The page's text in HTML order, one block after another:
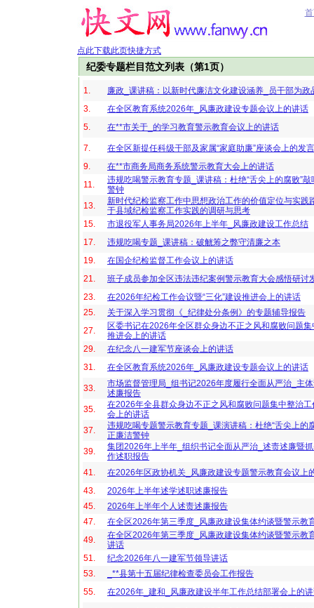
点此下载此页快捷方式
纪委专题栏目范文列表（第1页）
1.
廉政_课讲稿：以新时代廉洁文化建设涵养_员干部为政
3.
在全区教育系统2026年_风廉政建设专题会议上的讲话
5.
在**市关于_的学习教育警示教育会议上的讲话
7.
在全区新提任科级干部及家属“家庭助廉”座谈会上的发言
9.
在**市商务局商务系统警示教育大会上的讲话
11.
违规吃喝警示教育专题_课讲稿：杜绝“舌尖上的腐败”
警钟
13.
新时代纪检监察工作中思想政治工作的价值定位与实
于县域纪检监察工作实践的调研与思考
15.
市退役军人事务局2026年上半年_风廉政建设工作总结
17.
违规吃喝专题_课讲稿：破觥筹之弊守清廉之本
19.
在国企纪检监督工作会议上的讲话
21.
班子成员参加全区违法违纪案例警示教育大会感悟研讨
23.
在2026年纪检工作会议暨“三化”建设推进会上的讲话
25.
关于深入学习贯彻《_纪律处分条例》的专题辅导报告
27.
区委书记在2026年全区群众身边不正之风和腐败问题
推进会上的讲话
29.
在纪念八一建军节座谈会上的讲话
31.
在全区教育系统2026年_风廉政建设专题会议上的讲话
33.
市场监督管理局_组书记2026年度履行全面从严治_主
述廉报告
35.
在2026年全县群众身边不正之风和腐败问题集中整治
会上的讲话
37.
违规吃喝专题警示教育专题_课演讲稿：杜绝“舌尖上的
正廉洁警钟
39.
集团2026年上半年_组织书记全面从严治_述责述廉暨
作述职报告
41.
在2026年区政协机关_风廉政建设专题警示教育会议上
43.
2026年上半年述学述职述廉报告
45.
2026年上半年个人述责述廉报告
47.
在全区2026年第三季度_风廉政建设集体约谈暨警示教
49.
在全区2026年第三季度_风廉政建设集体约谈暨警示教
讲话
51.
纪念2026年八一建军节领导讲话
53.
_**县第十五届纪律检查委员会工作报告
55.
在2026年_建和_风廉政建设半年工作总结部署会上的